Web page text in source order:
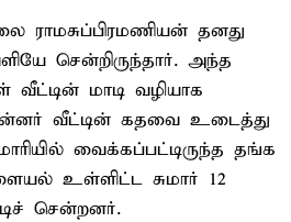
ராமசுப்பிரமணியன் தனது
சென்றிருந்தார். அந்த
வீட்டின் மாடி வழியாக
வீட்டின் கதவை உடைத்து
வைக்கப்பட்டிருந்த தங்க
உள்ளிட்ட சுமார் 12
சென்றனர்.